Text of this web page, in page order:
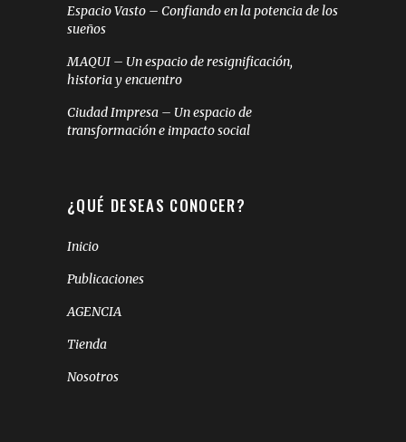
Espacio Vasto – Confiando en la potencia de los
sueños
MAQUI – Un espacio de resignificación,
historia y encuentro
Ciudad Impresa – Un espacio de
transformación e impacto social
¿QUÉ DESEAS CONOCER?
Inicio
Publicaciones
AGENCIA
Tienda
Nosotros